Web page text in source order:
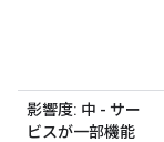
影響度: 中 - サー
ビスが一部機能